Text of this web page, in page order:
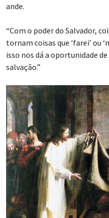
ande.
“Com o poder do Salvador,
tornam coisas que ‘farei’ ou
isso nos dá a oportunidade
salvação.”